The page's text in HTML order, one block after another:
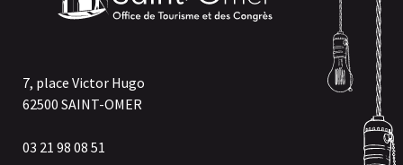
7, place Victor Hugo
62500 SAINT-OMER
03 21 98 08 51